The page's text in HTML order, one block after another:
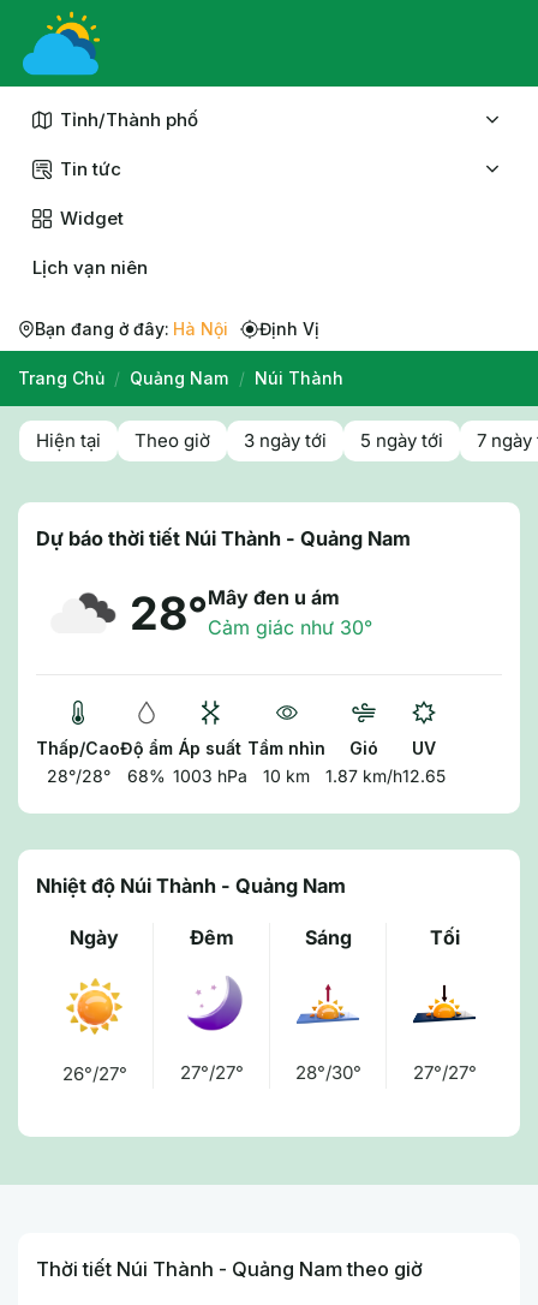
Chuyển
nội
Tỉnh/Thành phố
Tin tức
Widget
Lịch vạn niên
Bạn đang ở đây: Hà Nội Định Vị
Trang Chủ / Quảng Nam / Núi Thành
Hiện tại Theo giờ 3 ngày tới 5 ngày tới 7 ngày
Dự báo thời tiết Núi Thành - Quảng Nam
28°Mây đen u ám
Cảm giác như 30°
Thấp/Cao
28°/28°
Độ ẩm
68%
Áp suất
1003 hPa
Tầm nhìn
10 km
Gió
1.87 km/h
UV
12.65
Nhiệt độ Núi Thành - Quảng Nam
Ngày
26°/27°
Đêm
27°/27°
Sáng
28°/30°
Tối
27°/27°
Thời tiết Núi Thành - Quảng Nam theo giờ